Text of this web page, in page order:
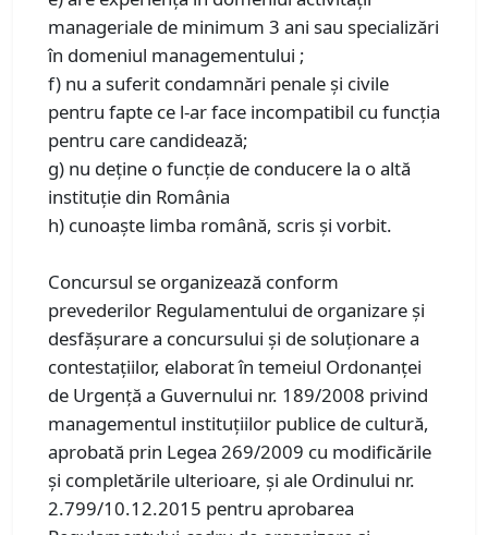
manageriale de minimum 3 ani sau specializări
în domeniul managementului ;
f) nu a suferit condamnări penale şi civile
pentru fapte ce l-ar face incompatibil cu funcţia
pentru care candidează;
g) nu deţine o funcţie de conducere la o altă
instituţie din România
h) cunoaşte limba română, scris şi vorbit.
Concursul se organizează conform
prevederilor Regulamentului de organizare şi
desfăşurare a concursului şi de soluţionare a
contestaţiilor, elaborat în temeiul Ordonanţei
de Urgenţă a Guvernului nr. 189/2008 privind
managementul instituţiilor publice de cultură,
aprobată prin Legea 269/2009 cu modificările
şi completările ulterioare, şi ale Ordinului nr.
2.799/10.12.2015 pentru aprobarea